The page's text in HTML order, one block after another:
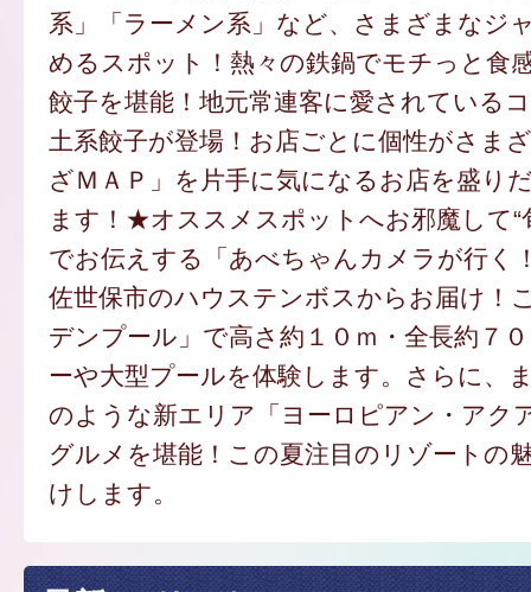
系」「ラーメン系」など、さまざまなジ
めるスポット！熱々の鉄鍋でモチっと食
餃子を堪能！地元常連客に愛されている
土系餃子が登場！お店ごとに個性がさま
ざＭＡＰ」を片手に気になるお店を盛り
ます！★オススメスポットへお邪魔して“
でお伝えする「あべちゃんカメラが行く
佐世保市のハウステンボスからお届け！
デンプール」で高さ約１０ｍ・全長約７
ーや大型プールを体験します。さらに、
のような新エリア「ヨーロピアン・アク
グルメを堪能！この夏注目のリゾートの
けします。